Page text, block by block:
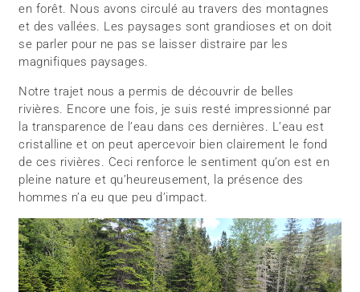
en forêt. Nous avons circulé au travers des montagnes
et des vallées. Les paysages sont grandioses et on doit
se parler pour ne pas se laisser distraire par les
magnifiques paysages.
Notre trajet nous a permis de découvrir de belles
rivières. Encore une fois, je suis resté impressionné par
la transparence de l’eau dans ces dernières. L’eau est
cristalline et on peut apercevoir bien clairement le fond
de ces rivières. Ceci renforce le sentiment qu’on est en
pleine nature et qu’heureusement, la présence des
hommes n’a eu que peu d’impact.